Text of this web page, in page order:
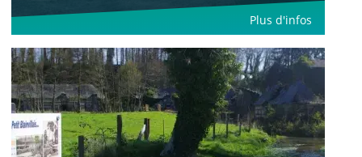
Plus d'infos